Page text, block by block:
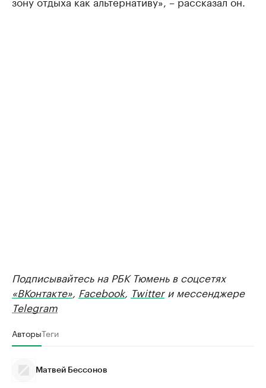
Подписывайтесь на РБК Тюмень в соцсетях
«ВКонтакте», Facebook, Twitterи мессенджере
Telegram
АвторыТеги
Матвей Бессонов